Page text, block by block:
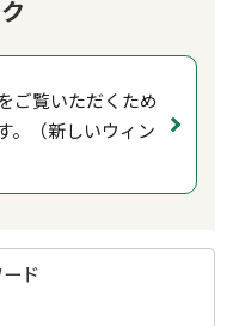
ご覧いただくため
。（新しいウィン
ド